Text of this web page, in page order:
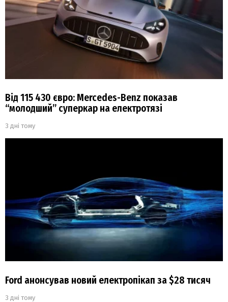
Від 115 430 євро: Mercedes-Benz показав
“молодший” суперкар на електротязі
3 дні тому
Ford анонсував новий електропікап за $28 тисяч
3 дні тому